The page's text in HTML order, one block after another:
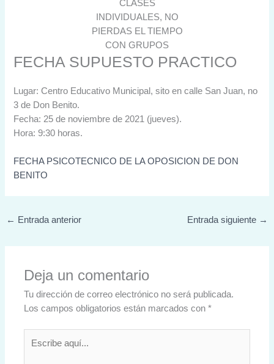
CLASES
INDIVIDUALES, NO
PIERDAS EL TIEMPO
CON GRUPOS
FECHA SUPUESTO PRACTICO
Lugar: Centro Educativo Municipal, sito en calle San Juan, no
3 de Don Benito.
Fecha: 25 de noviembre de 2021 (jueves).
Hora: 9:30 horas.
FECHA PSICOTECNICO DE LA OPOSICION DE DON
BENITO
← Entrada anterior Entrada siguiente →
Deja un comentario
Tu dirección de correo electrónico no será publicada.
Los campos obligatorios están marcados con*
aquí...